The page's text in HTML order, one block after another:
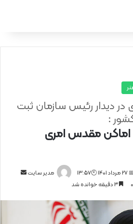
اماکن مقدس امری
در دیدار رئیس سازمان ثبت
:
مدیر سایت
1401 🕙13:57
0